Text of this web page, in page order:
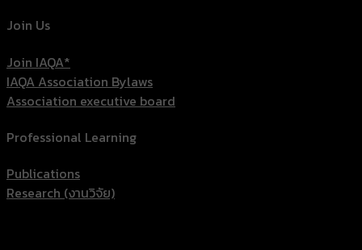
Join Us
Join IAQA*
IAQA Association Bylaws
Association executive board
Professional Learning
Publications
Research (งานวิจัย)